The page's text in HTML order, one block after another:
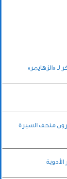
«الزهايمر»
متحف السيرة